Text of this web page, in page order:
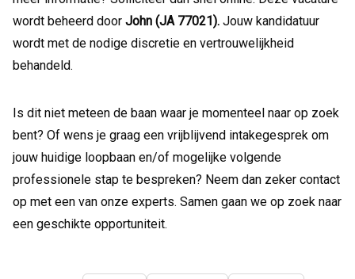
wordt beheerd door John (JA 77021). Jouw kandidatuur
wordt met de nodige discretie en vertrouwelijkheid
behandeld.
Is dit niet meteen de baan waar je momenteel naar op zoek
bent? Of wens je graag een vrijblijvend intakegesprek om
jouw huidige loopbaan en/of mogelijke volgende
professionele stap te bespreken? Neem dan zeker contact
op met een van onze experts. Samen gaan we op zoek naar
een geschikte opportuniteit.